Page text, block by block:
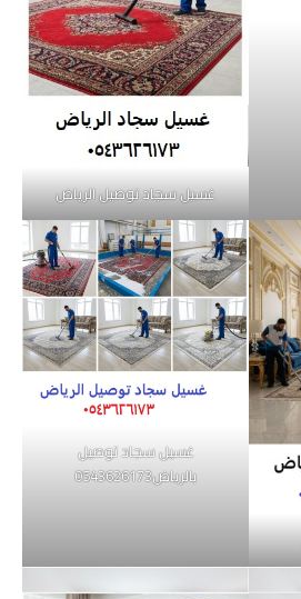
غسيل سجاد توصيل الرياض
غسيل سجاد توصيل
بالرياض0543626173